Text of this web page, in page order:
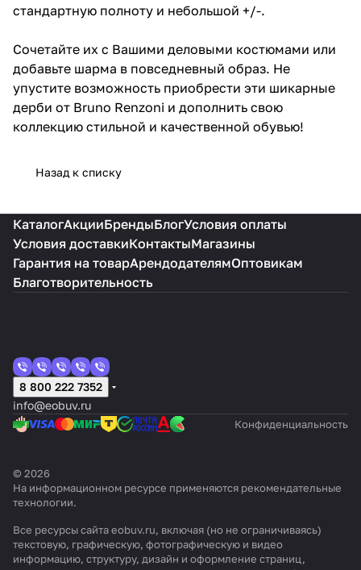
стандартную полноту и небольшой +/-.
Сочетайте их с Вашими деловыми костюмами или
добавьте шарма в повседневный образ. Не
упустите возможность приобрести эти шикарные
дерби от Bruno Renzoni и дополнить свою
коллекцию стильной и качественной обувью!
Назад к списку
КаталогАкцииБрендыБлогУсловия оплаты
Условия доставкиКонтактыМагазины
Гарантия на товарАрендодателямОптовикам
Благотворительность
8 800 222 7352
info@eobuv.ru
Конфиденциальность
© 2026
На информационном ресурсе применяются рекомендательные
технологии.
Все ресурсы сайта eobuv.ru, включая (но не ограничиваясь)
текстовую, графическую, фотографическую и видео
информацию, структуру, дизайн и оформление страниц,